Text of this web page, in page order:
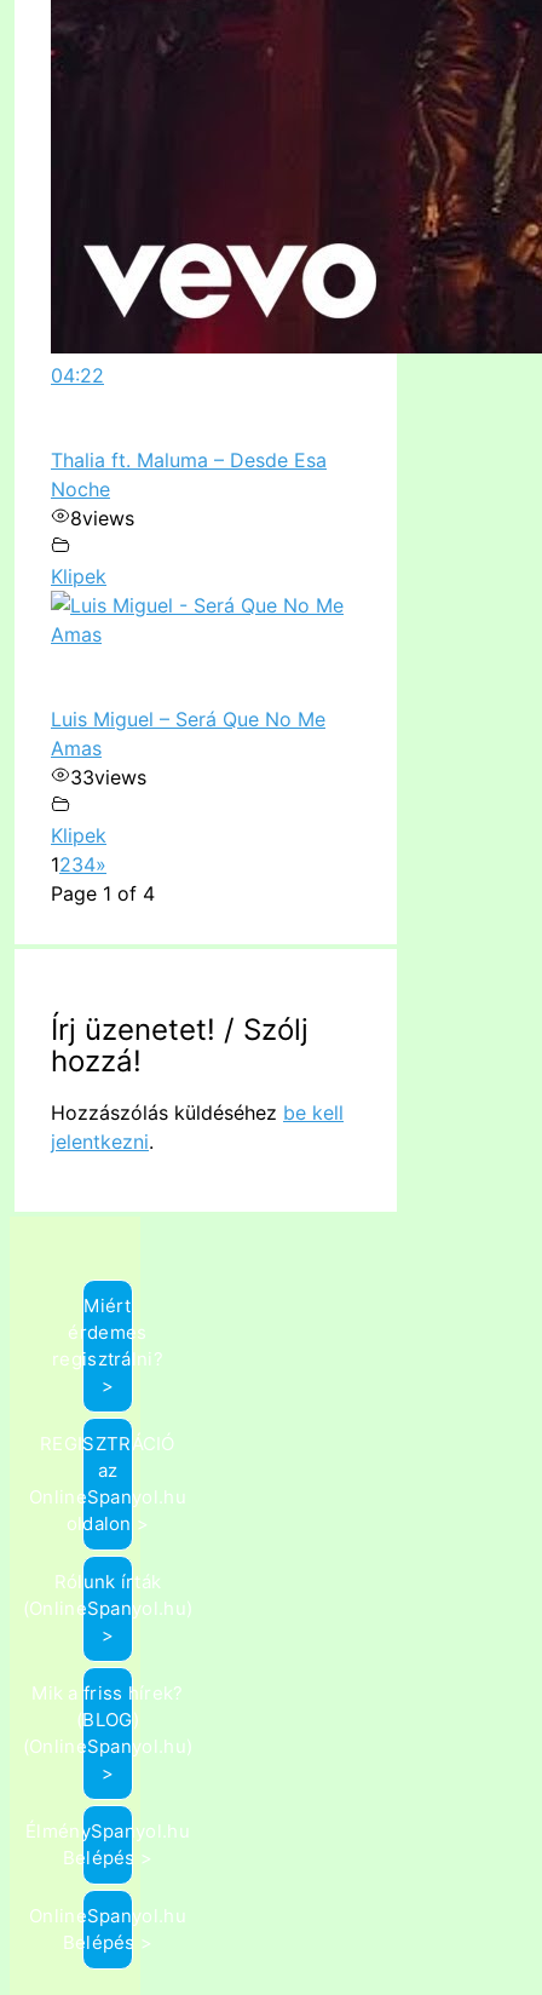
04:22
Thalia ft. Maluma – Desde Esa
Noche
8views
Klipek
Luis Miguel – Será Que No Me
Amas
33views
Klipek
1234»
Page 1 of 4
Írj üzenetet! / Szólj
hozzá!
Hozzászólás küldéséhez be kell
jelentkezni.
Miért
érdemes
regisztrálni?
>
REGISZTRÁCIÓ
az
OnlineSpanyol.hu
oldalon >
Rólunk írták
(OnlineSpanyol.hu)
>
Mik a friss hírek?
(BLOG)
(OnlineSpanyol.hu)
>
ÉlménySpanyol.hu
Belépés >
OnlineSpanyol.hu
Belépés >